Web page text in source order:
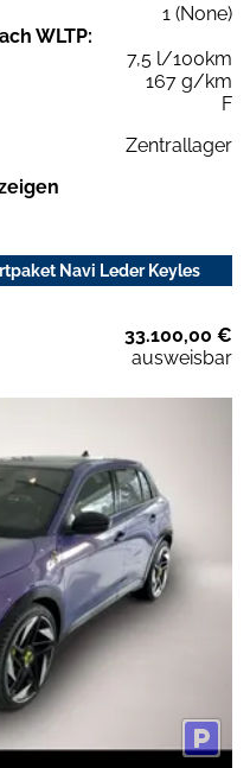
1 (None)
WLTP:
7,5 l/100km
167 g/km
F
Zentrallager
Navi Leder Keyles
33.100,00 €
ausweisbar